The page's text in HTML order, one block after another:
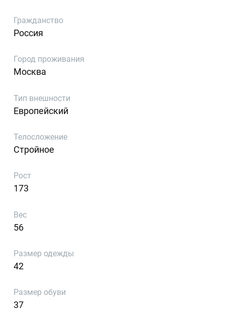
Гражданство
Россия
Город проживания
Москва
Тип внешности
Европейский
Телосложение
Стройное
Рост
173
Вес
56
Размер одежды
42
Размер обуви
37